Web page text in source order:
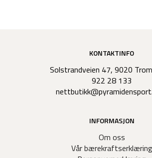
KONTAKTINFO
Solstrandveien 47, 9020
922 28 133
INFORMASJON
Om oss
Vår bærekraftserklæring